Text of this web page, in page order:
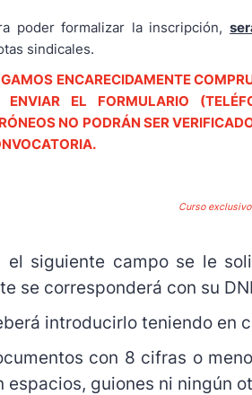
poder formalizar la inscripción,
sindicales.
ENCARECIDAMENTE
ENVIAR EL FORMULARIO
NO PODRÁN SER
Curso exclusivo
el siguiente campo se le
se corresponderá con su
introducirlo teniendo en
con 8 cifras o
espacios, guiones ni ningún